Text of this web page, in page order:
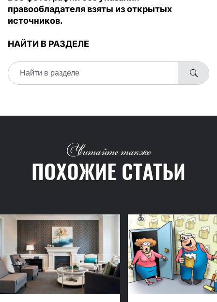
правообладателя взяты из открытых
источников.
НАЙТИ В РАЗДЕЛЕ
Читайте также
ПОХОЖИЕ СТАТЬИ